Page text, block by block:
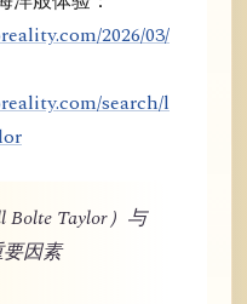
2026/03/
search/l
Bolte Taylor）与
因素